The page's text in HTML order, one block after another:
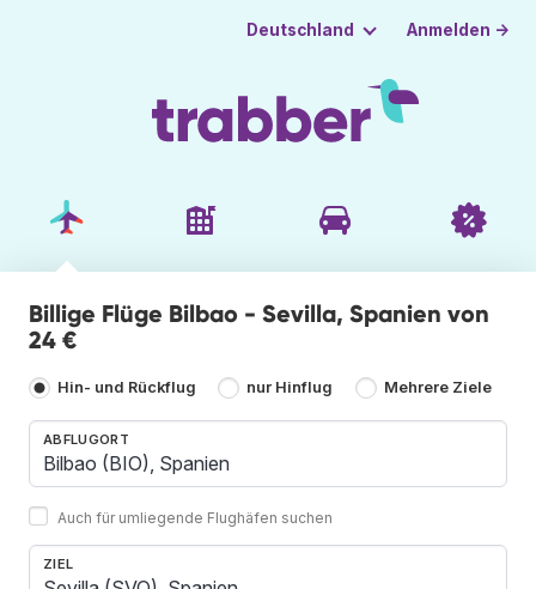
Deutschland Anmelden →
Billige Flüge Bilbao - Sevilla, Spanien von
24 €
Hin- und Rückflug nur Hinflug Mehrere Ziele
ABFLUGORT
Auch für umliegende Flughäfen suchen
ZIEL